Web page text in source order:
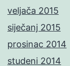
veljača 2015
siječanj 2015
prosinac 2014
studeni 2014